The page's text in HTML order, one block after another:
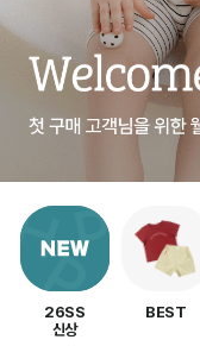
26SS
신상
BEST